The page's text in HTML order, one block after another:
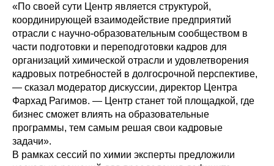
«По своей сути Центр является структурой,
координирующей взаимодействие предприятий
отрасли с научно-образовательным сообществом в
части подготовки и переподготовки кадров для
организаций химической отрасли и удовлетворения
кадровых потребностей в долгосрочной перспективе,
— сказал модератор дискуссии, директор Центра
Фархад Рагимов. — Центр станет той площадкой, где
бизнес сможет влиять на образовательные
программы, тем самым решая свои кадровые
задачи».
В рамках сессий по химии эксперты предложили